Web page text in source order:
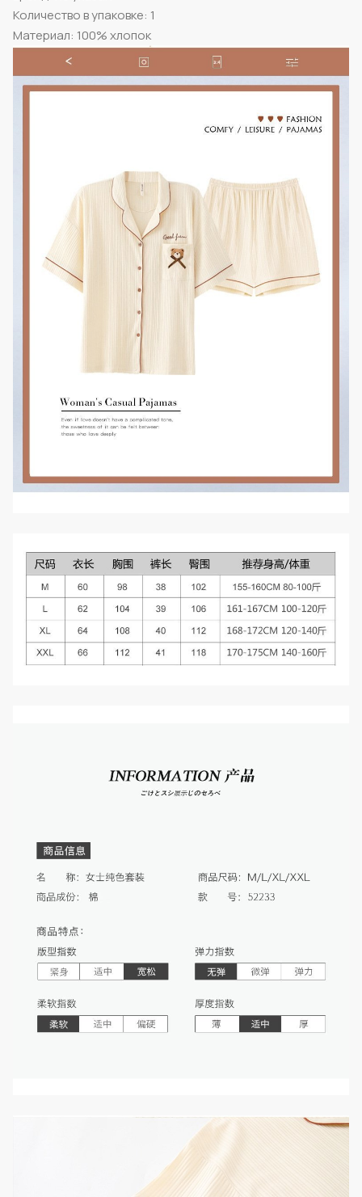
Количество в упаковке: 1
Материал: 100% хлопок